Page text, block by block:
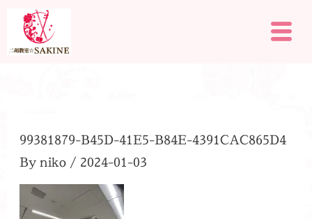
を
メ
ニ
99381879-B45D-41E5-B84E-4391CAC865D4
By niko / 2024-01-03